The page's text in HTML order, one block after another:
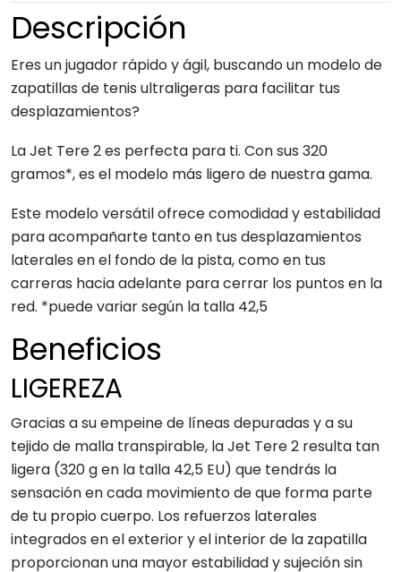
Descripción
Eres un jugador rápido y ágil, buscando un modelo de
zapatillas de tenis ultraligeras para facilitar tus
desplazamientos?
La Jet Tere 2 es perfecta para ti. Con sus 320
gramos*, es el modelo más ligero de nuestra gama.
Este modelo versátil ofrece comodidad y estabilidad
para acompañarte tanto en tus desplazamientos
laterales en el fondo de la pista, como en tus
carreras hacia adelante para cerrar los puntos en la
red. *puede variar según la talla 42,5
Beneficios
LIGEREZA
Gracias a su empeine de líneas depuradas y a su
tejido de malla transpirable, la Jet Tere 2 resulta tan
ligera (320 g en la talla 42,5 EU) que tendrás la
sensación en cada movimiento de que forma parte
de tu propio cuerpo. Los refuerzos laterales
integrados en el exterior y el interior de la zapatilla
proporcionan una mayor estabilidad y sujeción sin